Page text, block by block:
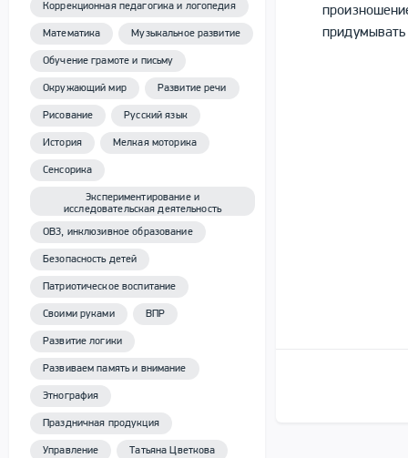
Коррекционная педагогика и логопедия
Математика Музыкальное развитие
Обучение грамоте и письму
Окружающий мир Развитие речи
Рисование Русский язык
История Мелкая моторика
Сенсорика
Экспериментирование и
исследовательская деятельность
ОВЗ, инклюзивное образование
Безопасность детей
Патриотическое воспитание
Своими руками ВПР
Развитие логики
Развиваем память и внимание
Этнография
Праздничная продукция
Управление Татьяна Цветкова
придумывать